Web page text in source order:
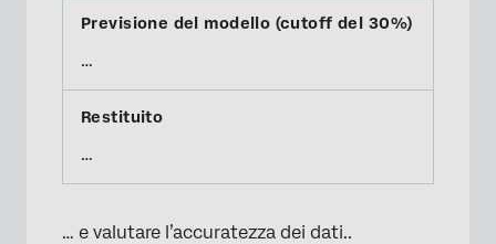
…
…
… e valutare l’accuratezza dei dati..